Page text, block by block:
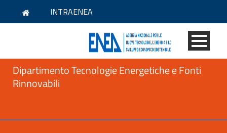
INTRAENEA
Dipartimento Tecnologie Energetiche e Fonti
Rinnovabili